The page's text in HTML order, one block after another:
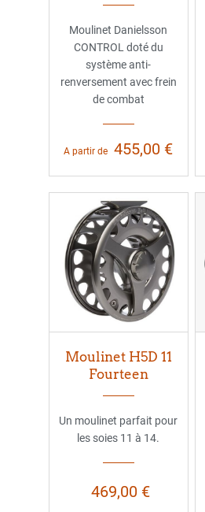
Moulinet Danielsson
CONTROL doté du
système anti-
renversement avec frein
de combat
A partir de 455,00 €
Moulinet H5D 11
Fourteen
Un moulinet parfait pour
les soies 11 à 14.
469,00 €